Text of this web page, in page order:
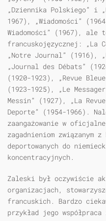
„Dziennika Polskiego” i
1967), „Wiadomości”
Wiadomości” (1967), ale
francuskojęzycznej: „La
„Notre Journal” (1916),
„Journal des Débats”
(1920-1923), „Revue
(1923-1925), „Le
Messin” (1927), „La
Deporte” (1954-1966).
zaangażowanie w
zagadnieniom związanym
deportowanych do
koncentracyjnych.
Zaleski był oczywiście
organizacjach,
francuskich. Bardzo
przykład jego współpraca